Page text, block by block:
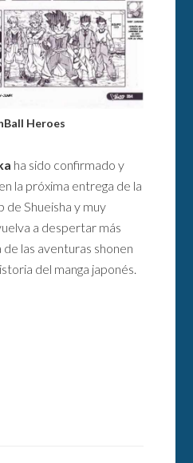
Heroes
ha sido confirmado y
la próxima entrega de la
de Shueisha y muy
a despertar más
las aventuras shonen
del manga japonés.